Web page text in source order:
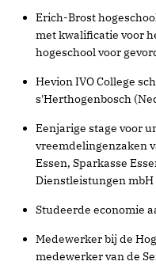
Erich-Brost
met kwalificatie voor
hogeschool voor
Hevion IVO College
s'Herthogenbosch
Eenjarige stage voor
vreemdelingenzaken
Essen, Sparkasse
Dienstleistungen mbH
Studeerde economie
Medewerker bij de
medewerker van de